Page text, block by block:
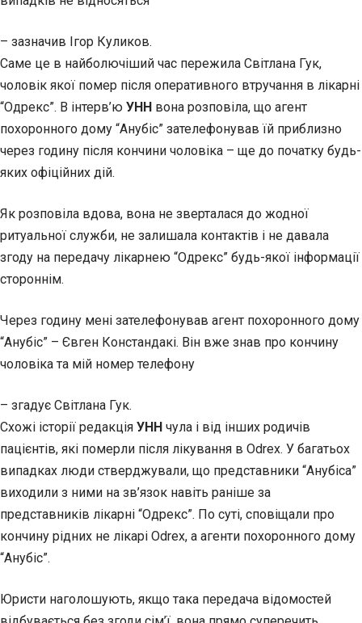
– зазначив Ігор Куликов.
Саме це в найболючіший час пережила Світлана Гук,
чоловік якої помер після оперативного втручання в лікарні
“Одрекс”. В інтерв’ю УНН вона розповіла, що агент
похоронного дому “Анубіс” зателефонував їй приблизно
через годину після кончини чоловіка – ще до початку будь-
яких офіційних дій.
Як розповіла вдова, вона не зверталася до жодної
ритуальної служби, не залишала контактів і не давала
згоду на передачу лікарнею “Одрекс” будь-якої інформації
стороннім.
Через годину мені зателефонував агент похоронного дому
“Анубіс” – Євген Констандакі. Він вже знав про кончину
чоловіка та мій номер телефону
– згадує Світлана Гук.
Схожі історії редакція УНН чула і від інших родичів
пацієнтів, які померли після лікування в Odrex. У багатьох
випадках люди стверджували, що представники “Анубіса”
виходили з ними на зв’язок навіть раніше за
представників лікарні “Одрекс”. По суті, сповіщали про
кончину рідних не лікарі Odrex, а агенти похоронного дому
“Анубіс”.
Юристи наголошують, якщо така передача відомостей